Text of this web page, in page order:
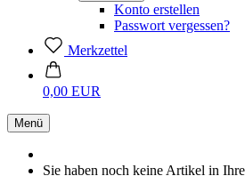
Konto erstellen
Passwort vergessen?
Merkzettel
0,00 EUR
Menü
Sie haben noch keine Artikel in